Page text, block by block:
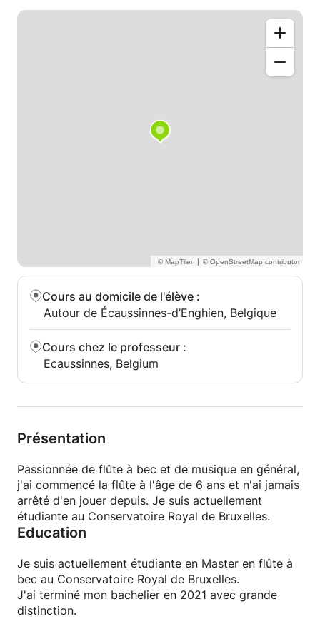
tous les styles sont bienvenus !
Je me déplace à Bruxelles du lundi au vendredi et
|
Cours au domicile de l'élève :
Autour de Écaussinnes-d’Enghien, Belgique
Cours chez le professeur :
Ecaussinnes, Belgium
Présentation
Passionnée de flûte à bec et de musique en général,
j'ai commencé la flûte à l'âge de 6 ans et n'ai jamais
arrêté d'en jouer depuis. Je suis actuellement
étudiante au Conservatoire Royal de Bruxelles.
Education
Je suis actuellement étudiante en Master en flûte à
bec au Conservatoire Royal de Bruxelles.
J'ai terminé mon bachelier en 2021 avec grande
distinction.